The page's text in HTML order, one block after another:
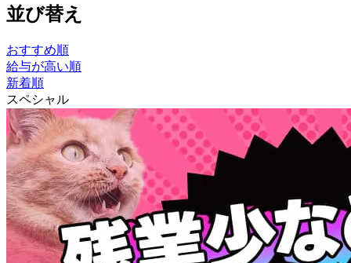
並び替え
おすすめ順
給与が高い順
新着順
スペシャル